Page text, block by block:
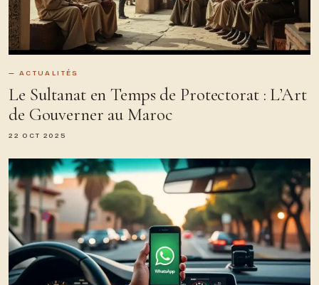
ACTUALITÉS
Le Sultanat en Temps de Protectorat : L’Art
de Gouverner au Maroc
22 OCT 2025